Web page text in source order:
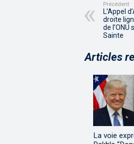
Précédent
L’Appel
droite
de l’ONU
Sainte
Articles
La voie